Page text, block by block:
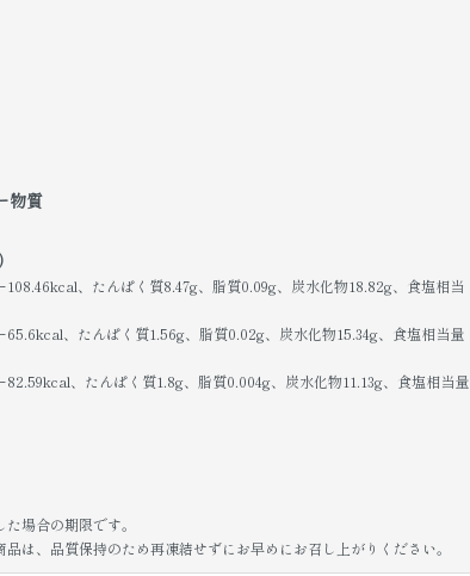
物質
、たんぱく質8.47g、脂質0.09g、炭水化物18.82g、食塩相当
65.6kcal、たんぱく質1.56g、脂質0.02g、炭水化物15.34g、食塩相当量
、たんぱく質1.8g、脂質0.004g、炭水化物11.13g、食塩相当量
場合の期限です。
は、品質保持のため再凍結せずにお早めにお召し上がりください。